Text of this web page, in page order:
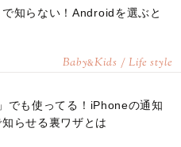
知らない！Androidを選ぶと
Baby&Kids / Life style
でも使ってる！iPhoneの通知
らせる裏ワザとは